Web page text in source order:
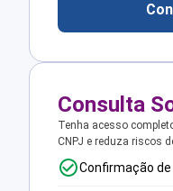
Consulta
Tenha acesso
CNPJ e reduza riscos
Confirmação